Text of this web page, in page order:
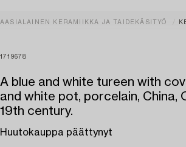
AASIALAINEN KERAMIIKKA JA TAIDEKÄSITYÖ
1719678
A blue and white tureen with
and white pot, porcelain, China,
19th century.
Huutokauppa päättynyt